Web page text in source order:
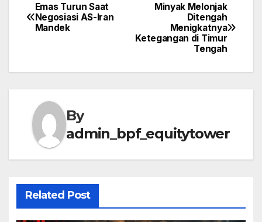
Post
navigation
Minyak Melonjak
Ditengah
Menigkatnya
Ketegangan di Timur
Tengah
Emas Turun Saat
Negosiasi AS-Iran
Mandek
By
admin_bpf_equitytower
Related Post